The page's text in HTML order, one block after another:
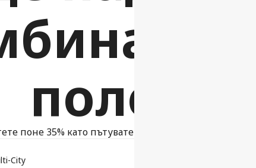
полети
поне 35% като пътувате със самостоятелен
City